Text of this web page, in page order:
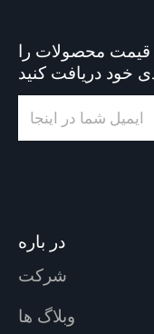
قیمت محصولات را
در باره
شرکت
وبلاگ ها